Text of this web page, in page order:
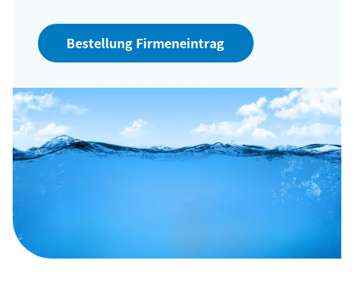
Bestellung Firmeneintrag